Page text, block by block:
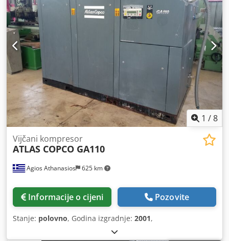
1 /8
Agios Athanasios 625 km
Vijčani kompresor
ATLAS COPCO GA110
Informacije o cijeni Pozovite
Stanje: polovno, Godina izgradnje: 2001,